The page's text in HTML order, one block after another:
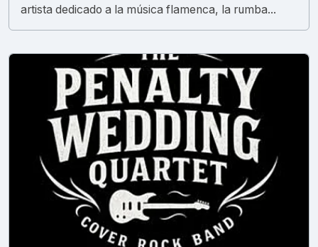
artista dedicado a la música flamenca, la rumba...